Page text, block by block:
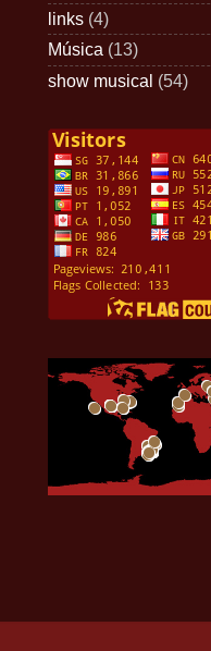
links (4)
Música (13)
show musical (54)